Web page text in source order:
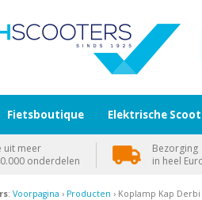
: Voorpagina › Producten › Koplamp Kap
Fietsboutique Elektrische
uit meer
onderdelen
Bezorging
in heel